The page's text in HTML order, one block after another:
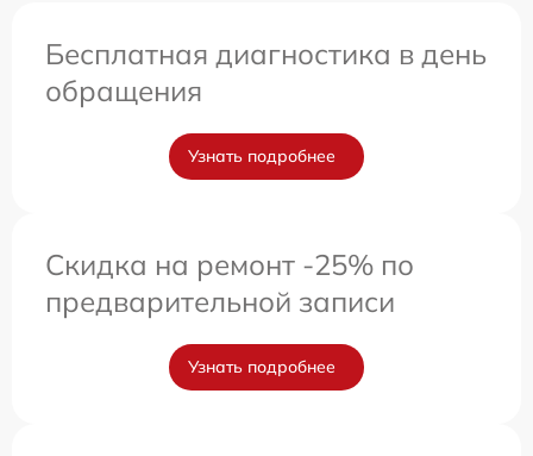
Бесплатная диагностика в день
обращения
Узнать подробнее
Скидка на ремонт -25% по
предварительной записи
Узнать подробнее